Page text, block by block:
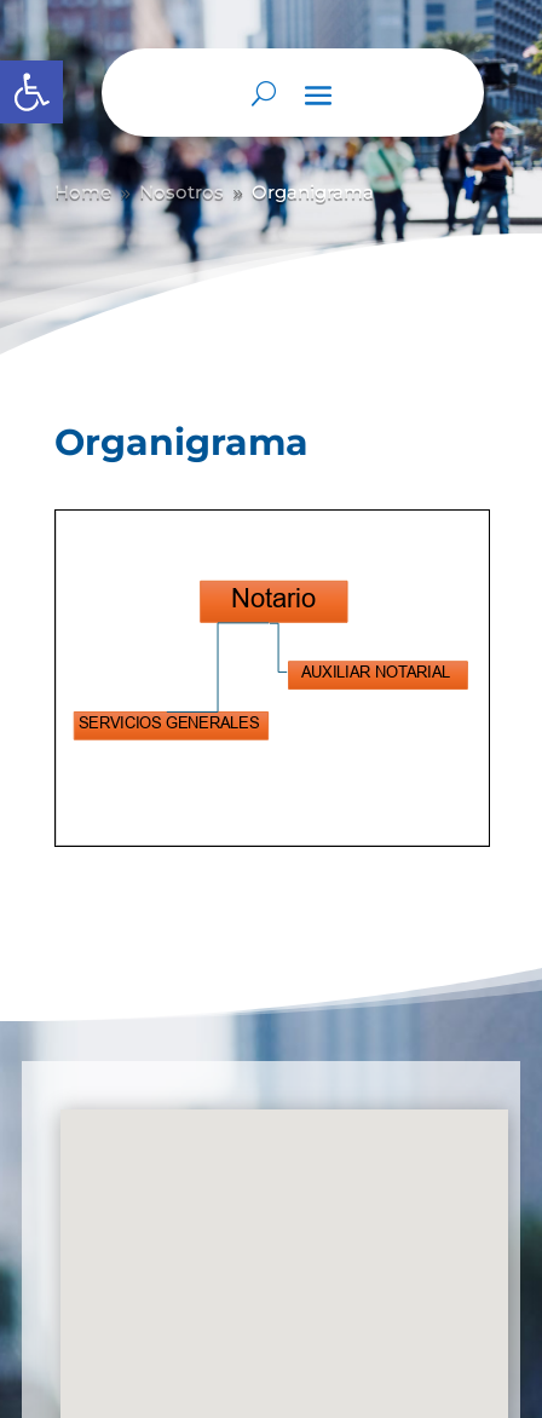
Abrir barra de herramientas
Home 9 Nosotros 9 Organigrama
Organigrama